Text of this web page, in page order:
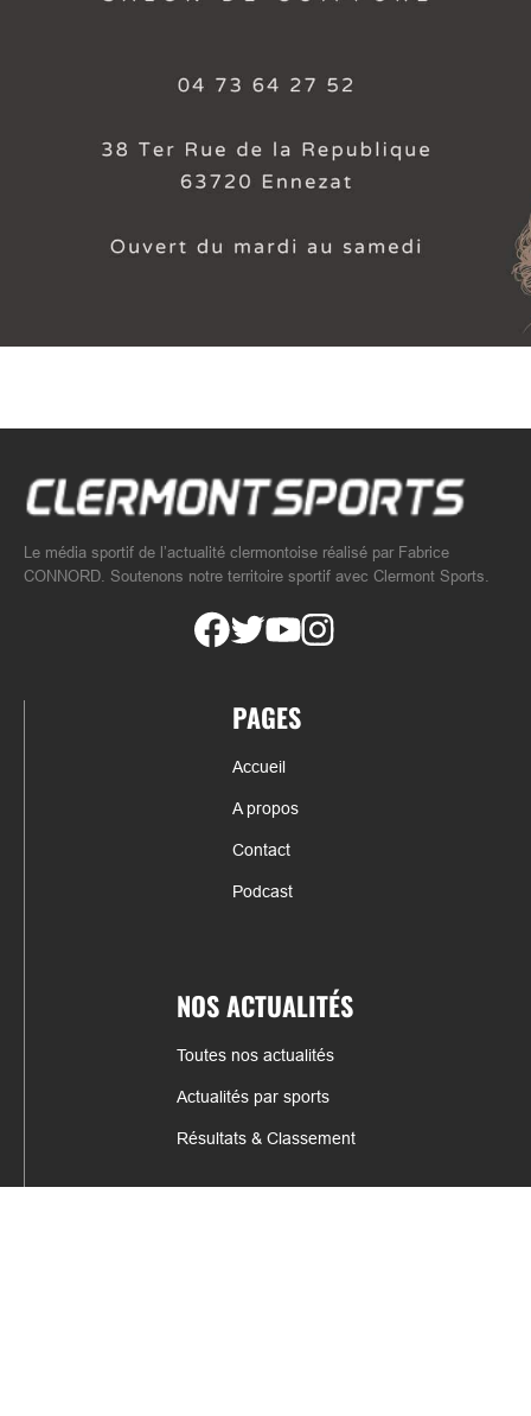
Le média sportif de l’actualité clermontoise réalisé par Fabrice
CONNORD. Soutenons notre territoire sportif avec Clermont Sports.
PAGES
Accueil
A propos
Contact
Podcast
NOS ACTUALITÉS
Toutes nos actualités
Actualités par sports
Résultats & Classement